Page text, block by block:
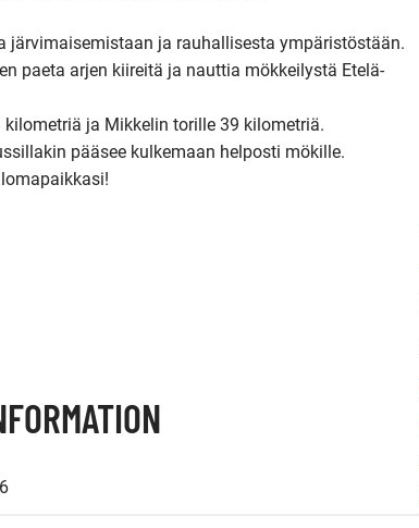
järvimaisemistaan ja rauhallisesta ympäristöstään.
paeta arjen kiireitä ja nauttia mökkeilystä Etelä-
ja Mikkelin torille 39 kilometriä.
pääsee kulkemaan helposti mökille.